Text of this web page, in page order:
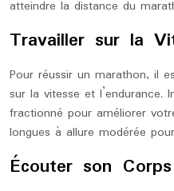
atteindre la distance du
Travailler sur la
Pour réussir un marathon, il
sur la vitesse et l’endurance.
fractionné pour améliorer
longues à allure modérée
Écouter son Corps